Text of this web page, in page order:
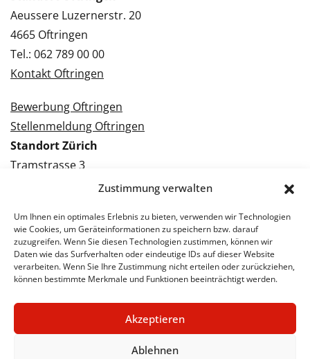
Zustimmung verwalten
Um Ihnen ein optimales Erlebnis zu bieten, verwenden wir Technologien
wie Cookies, um Geräteinformationen zu speichern bzw. darauf
zuzugreifen. Wenn Sie diesen Technologien zustimmen, können wir
Daten wie das Surfverhalten oder eindeutige IDs auf dieser Website
verarbeiten. Wenn Sie Ihre Zustimmung nicht erteilen oder zurückziehen,
können bestimmte Merkmale und Funktionen beeinträchtigt werden.
Akzeptieren
Ablehnen
Aeussere Luzernerstr. 20
4665 Oftringen
Tel.: 062 789 00 00
Kontakt Oftringen
Bewerbung Oftringen
Stellenmeldung Oftringen
Standort Zürich
Tramstrasse 3
Kontakt Zürich
Bewerbung Zürich
Stellenmeldung Zürich